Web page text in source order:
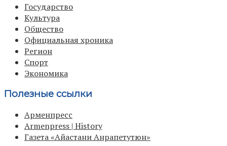
Государство
Культура
Общество
Официальная хроника
Регион
Спорт
Экономика
Полезные ссылки
Арменпресс
Armenpress | History
Газета «Айастани Анрапетутюн»